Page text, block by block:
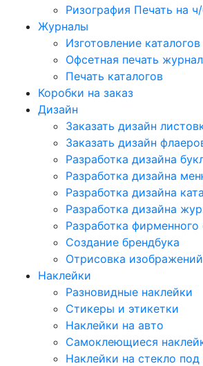
Ризография Печать на
Журналы
Изготовление каталогов
Офсетная печать
Печать каталогов
Коробки на заказ
Дизайн
Заказать дизайн
Заказать дизайн
Разработка дизайна
Разработка дизайна
Разработка дизайна
Разработка дизайна
Разработка фирменного
Создание брендбука
Отрисовка
Наклейки
Разновидные наклейки
Стикеры и этикетки
Наклейки на авто
Самоклеющиеся
Наклейки на стекло под